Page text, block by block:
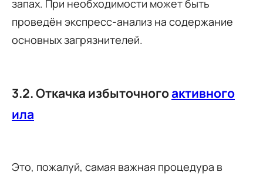
запах. При необходимости может быть
проведён экспресс-анализ на содержание
основных загрязнителей.
3.2. Откачка избыточногоактивного
ила
Это, пожалуй, самая важная процедура в